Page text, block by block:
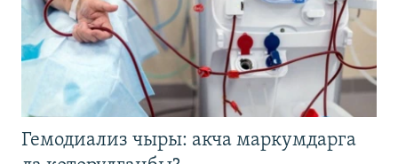
Гемодиализ чыры: акча маркумдарга